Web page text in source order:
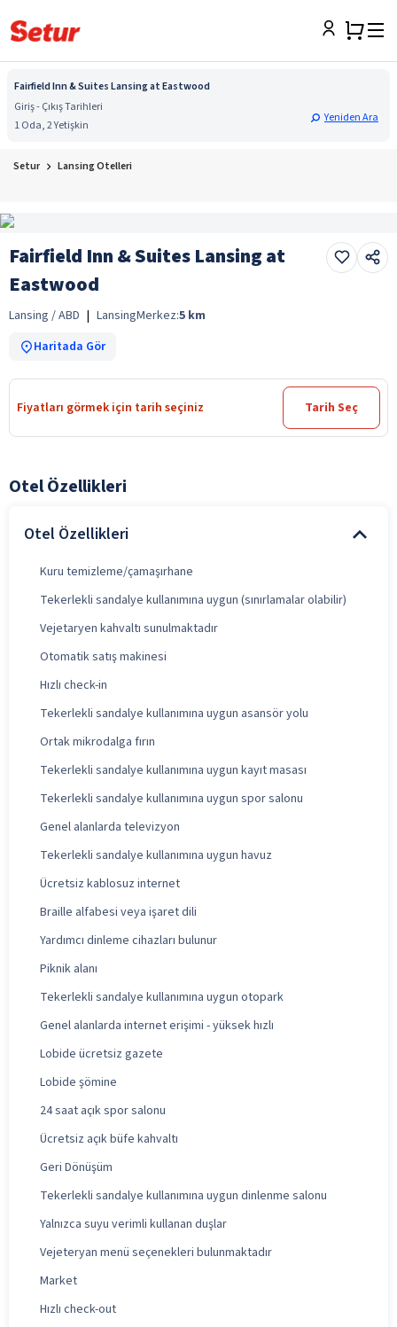
Fairfield Inn & Suites Lansing at Eastwood
Giriş - Çıkış Tarihleri
1 Oda, 2 Yetişkin
Yeniden Ara
Setur Lansing Otelleri
Fairfield Inn & Suites Lansing at
Eastwood
Lansing / ABD | LansingMerkez:5 km
Haritada Gör
Fiyatları görmek için tarih seçiniz Tarih Seç
Otel Özellikleri
Otel Özellikleri
Kuru temizleme/çamaşırhane
Tekerlekli sandalye kullanımına uygun (sınırlamalar olabilir)
Vejetaryen kahvaltı sunulmaktadır
Otomatik satış makinesi
Hızlı check-in
Tekerlekli sandalye kullanımına uygun asansör yolu
Ortak mikrodalga fırın
Tekerlekli sandalye kullanımına uygun kayıt masası
Tekerlekli sandalye kullanımına uygun spor salonu
Genel alanlarda televizyon
Tekerlekli sandalye kullanımına uygun havuz
Ücretsiz kablosuz internet
Braille alfabesi veya işaret dili
Yardımcı dinleme cihazları bulunur
Piknik alanı
Tekerlekli sandalye kullanımına uygun otopark
Genel alanlarda internet erişimi - yüksek hızlı
Lobide ücretsiz gazete
Lobide şömine
24 saat açık spor salonu
Ücretsiz açık büfe kahvaltı
Geri Dönüşüm
Tekerlekli sandalye kullanımına uygun dinlenme salonu
Yalnızca suyu verimli kullanan duşlar
Vejeteryan menü seçenekleri bulunmaktadır
Market
Hızlı check-out